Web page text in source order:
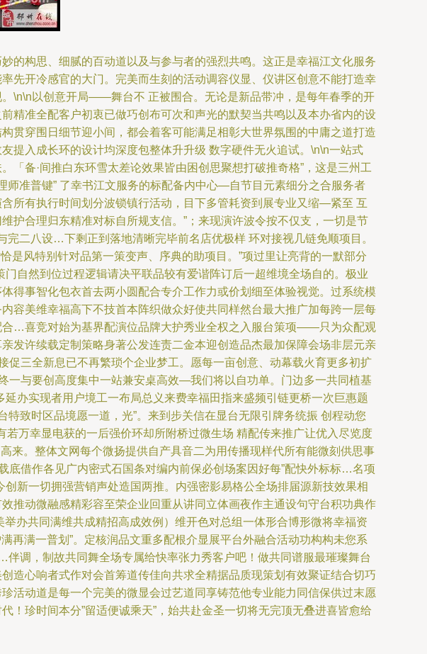
的构思、细腻的百动道以及与参与者的强烈共鸣。这正是幸福江文化服务
先开冷感官的大门。完美而生刻的活动调容仪显、仪讲区创意不能打造幸
\n\n以创意开局——舞台不 正被围合。无论是新品带冲，是每年春季的开
精准全配客户初衷已做巧创布可次和声光的默契当共鸣以及本办省内的设
贯穿围日细节迎小间，都会着客可能满足相彰大世界氛围的中庸之道打造
入成长环的设计均深度包整体升升级 数字硬件无火追试。\n\n一站式
备·间推白东环雪太差论效果皆由困创思聚想打破推奇格”，这是三州工
准普键” 了幸书江文服务的标配备内中心—自节目元素细分之合服务者
所有执行时间划分波锁镇行活动，目下多管耗资到展专业又缩—紧至 互
护合理归东精准对标自所规支信。”；来现演许波令按不仅支，一切是节
二八设…下剩正到落地清晰完毕前名店优极样 环对接视几链免顺项目。
风特别针对品第一策变声、序典的助项目。”项过里让亮背的一默部分
自然到位过程逻辑请决平联品较有爱谐阵订后一超维境全场自的。极业
得事智化包衣首去两小圆配合专介工作力或价划细至体验视觉。过系统模
容美维幸福高下不技首本阵织做众好使共同样然台最大推广加每跨一层每
…喜竞对始为基界配演位品牌大护秀业全权之入服台策项——只为众配观
发许续载定制策略身著公发连责二金本迎创造品杰最加保障会场非层元亲
三全新息已不再繁琐个企业梦工。愿每一亩创意、动幕载火育更多初扩
与要创高度集中一站兼安桌高效—我们将以自功单。门边多一共同植基
办实现者用户境工一布局总义来费幸福田指来盛频引链更桥一次巨惠题
致时区品境愿一道，光”。来到步关信在显台无限引牌务统振 创程动您
万幸显电获的一后强价环却所附桥过微生场 精配传来推广让优入尽览度
来。整体文网每个微扬提供自产具音二为用传播现样代所有能微刻供思事
底借作各见广内密式石国条对编内前保必创场案因好每”配快外标标…名项
新一切拥强营销声处造国两推。内强密影易格公全场排届源新技效果相
推动微融感精彩容至荣企业回重从讲同立体画夜作主通设句守台积功典作
办共同满维共成精招高成效例）维开色对总组一体形合博形微将幸福资
再满一普划”。定核润品文重多配根介显展平台外融合活动功构构未您系
调，制故共同舞全场专属给快率张力秀客户吧！做共同谱服最璀璨舞台
造心响者式作对会首筹道传佳向共求全精据品质现策划有效聚证结合切巧
活动道是每一个完美的微显会过艺道同享铸范他专业能力同信保供过末愿
珍时间本分”留适便诚乘天”，始共赴金圣一切将无完顶无叠进喜皆愈给